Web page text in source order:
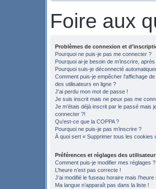
Foire aux
Problèmes de connexion et
Pourquoi ne puis-je pas me connecter ?
Pourquoi ai-je besoin de m’inscrire,
Pourquoi suis-je déconnecté
Comment puis-je empêcher l’affichage
des utilisateurs en ligne ?
J’ai perdu mon mot de passe !
Je suis inscrit mais ne peux pas me
Je m’étais déjà inscrit par le passé mais
connecter ?!
Qu’est-ce que la COPPA ?
Pourquoi ne puis-je pas m’inscrire ?
À quoi sert « Supprimer tous les cookies
Préférences et réglages des
Comment puis-je modifier mes réglages ?
L’heure n’est pas correcte !
J’ai modifié le fuseau horaire mais
Ma langue n’apparaît pas dans la liste !